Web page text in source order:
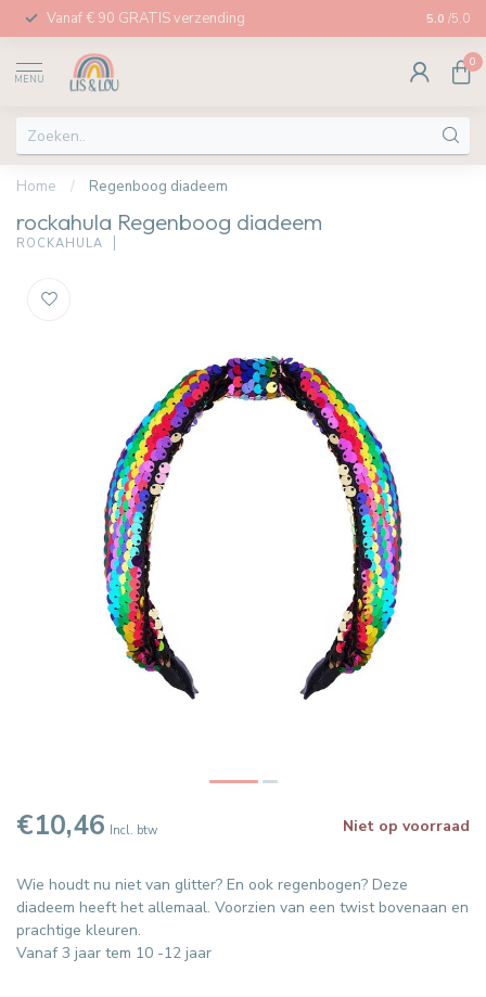
Vanaf € 90 GRATIS verzending Afhalen
5.0 /5.0
MENU
0
Home / Regenboog diadeem
rockahula Regenboog diadeem
ROCKAHULA
€10,46 Incl. btw Niet op voorraad
Wie houdt nu niet van glitter? En ook regenbogen? Deze
diadeem heeft het allemaal. Voorzien van een twist bovenaan en
prachtige kleuren.
Vanaf 3 jaar tem 10 -12 jaar